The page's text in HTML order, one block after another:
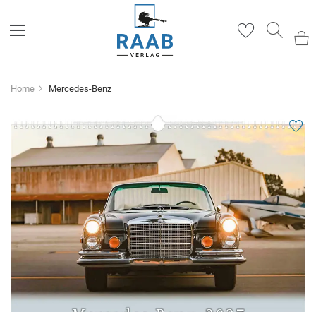
Home Mercedes-Benz
Zum
der
Bildergalerie
springen